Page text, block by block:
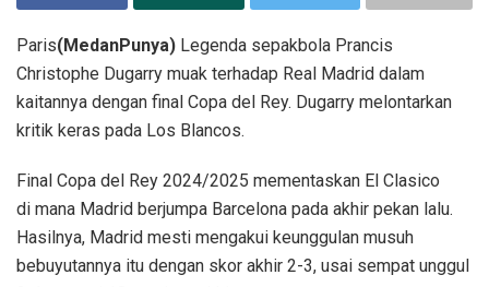
Paris(MedanPunya) Legenda sepakbola Prancis
Christophe Dugarry muak terhadap Real Madrid dalam
kaitannya dengan final Copa del Rey. Dugarry melontarkan
kritik keras pada Los Blancos.
Final Copa del Rey 2024/2025 mementaskan El Clasico
di mana Madrid berjumpa Barcelona pada akhir pekan lalu.
Hasilnya, Madrid mesti mengakui keunggulan musuh
bebuyutannya itu dengan skor akhir 2-3, usai sempat unggul